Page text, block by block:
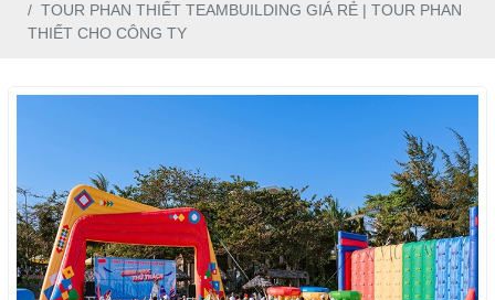
TOUR PHAN THIẾT TEAMBUILDING GIÁ RẺ | TOUR PHAN
THIẾT CHO CÔNG TY